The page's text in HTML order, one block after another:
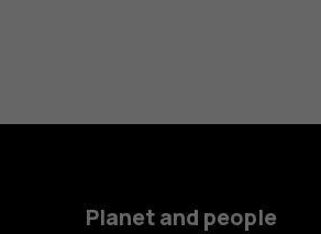
Planet and people